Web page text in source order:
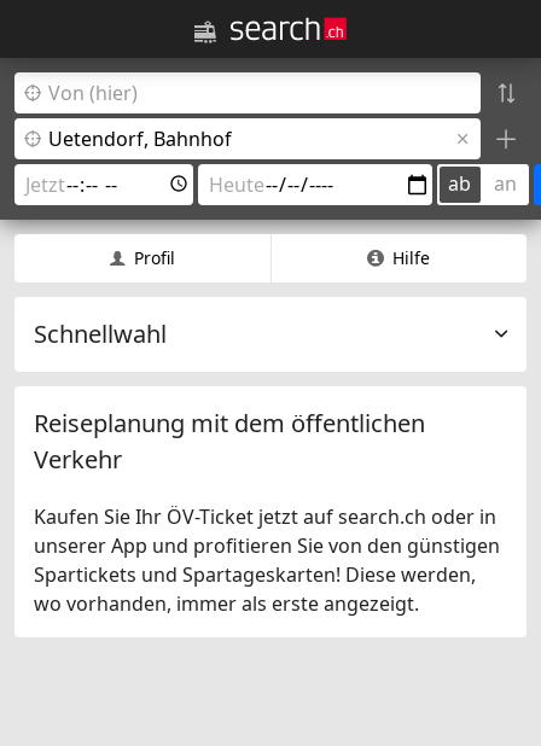
ab an
Profil Hilfe
Schnellwahl
Reiseplanung mit dem öffentlichen
Verkehr
Kaufen Sie Ihr ÖV-Ticket jetzt auf search.ch oder in
unserer App und profitieren Sie von den günstigen
Spartickets und Spartageskarten! Diese werden,
wo vorhanden, immer als erste angezeigt.